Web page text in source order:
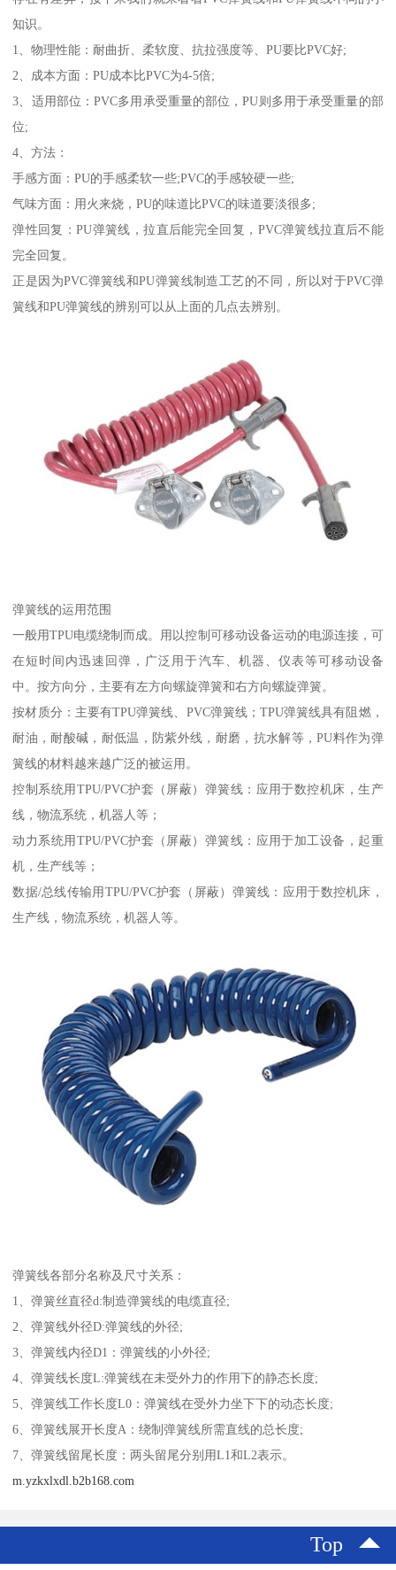
知识。
1、物理性能：耐曲折、柔软度、抗拉强度等、PU要比PVC好;
2、成本方面：PU成本比PVC为4-5倍;
3、适用部位：PVC多用承受重量的部位，PU则多用于承受重量的部
位;
4、方法：
手感方面：PU的手感柔软一些;PVC的手感较硬一些;
气味方面：用火来烧，PU的味道比PVC的味道要淡很多;
弹性回复：PU弹簧线，拉直后能完全回复，PVC弹簧线拉直后不能
完全回复。
正是因为PVC弹簧线和PU弹簧线制造工艺的不同，所以对于PVC弹
簧线和PU弹簧线的辨别可以从上面的几点去辨别。
弹簧线的运用范围
一般用TPU电缆绕制而成。用以控制可移动设备运动的电源连接，可
在短时间内迅速回弹，广泛用于汽车、机器、仪表等可移动设备
中。按方向分，主要有左方向螺旋弹簧和右方向螺旋弹簧。
按材质分：主要有TPU弹簧线、PVC弹簧线；TPU弹簧线具有阻燃，
耐油，耐酸碱，耐低温，防紫外线，耐磨，抗水解等，PU料作为弹
簧线的材料越来越广泛的被运用。
控制系统用TPU/PVC护套（屏蔽）弹簧线：应用于数控机床，生产
线，物流系统，机器人等；
动力系统用TPU/PVC护套（屏蔽）弹簧线：应用于加工设备，起重
机，生产线等；
数据/总线传输用TPU/PVC护套（屏蔽）弹簧线：应用于数控机床，
生产线，物流系统，机器人等。
弹簧线各部分名称及尺寸关系：
1、弹簧丝直径d:制造弹簧线的电缆直径;
2、弹簧线外径D:弹簧线的外径;
3、弹簧线内径D1：弹簧线的小外径;
4、弹簧线长度L:弹簧线在未受外力的作用下的静态长度;
5、弹簧线工作长度L0：弹簧线在受外力坐下下的动态长度;
6、弹簧线展开长度A：绕制弹簧线所需直线的总长度;
7、弹簧线留尾长度：两头留尾分别用L1和L2表示。
m.yzkxlxdl.b2b168.com
Top